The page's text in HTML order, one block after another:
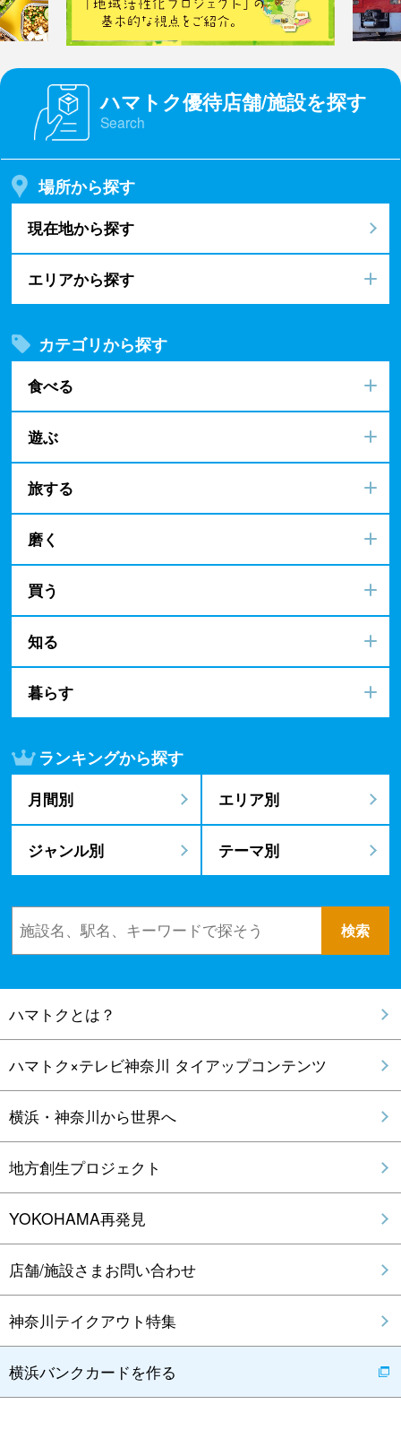
ハマトク優待店舗/施設を探す
Search
場所から探す
現在地から探す
エリアから探す
カテゴリから探す
食べる
遊ぶ
旅する
磨く
買う
知る
暮らす
ランキングから探す
月間別 エリア別
ジャンル別 テーマ別
ハマトクとは？
ハマトク×テレビ神奈川 タイアップコンテンツ
横浜・神奈川から世界へ
地方創生プロジェクト
YOKOHAMA再発見
店舗/施設さまお問い合わせ
神奈川テイクアウト特集
横浜バンクカードを作る